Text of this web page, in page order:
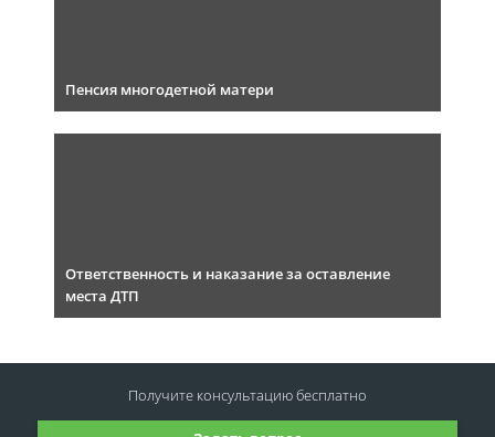
Пенсия многодетной матери
Ответственность и наказание за оставление
места ДТП
Получите консультациюбесплатно